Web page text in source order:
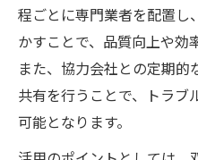
程ごとに専門業者を配置し
かすことで、品質向上や効
また、協力会社との定期
共有を行うことで、トラブ
可能となります。